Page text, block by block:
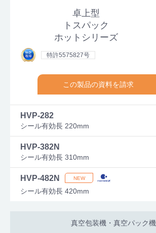
特許5575827号
卓上型
トスパック
ホットシリーズ
この製品の資料を請求
HVP-282
シール有効長 220mm
HVP-382N
シール有効長 310mm
HVP-482N
シール有効長 420mm
真空包装機・真空パック機